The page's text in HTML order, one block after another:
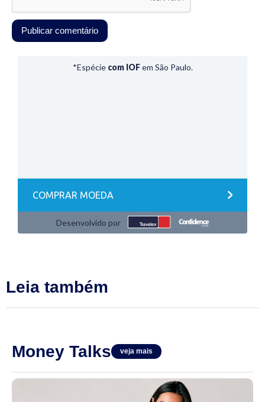
Leia também
Money Talks veja mais